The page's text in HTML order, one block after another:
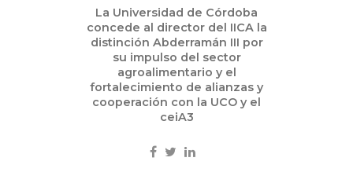
La Universidad de Córdoba
concede al director del IICA la
distinción Abderramán III por
su impulso del sector
agroalimentario y el
fortalecimiento de alianzas y
cooperación con la UCO y el
ceiA3